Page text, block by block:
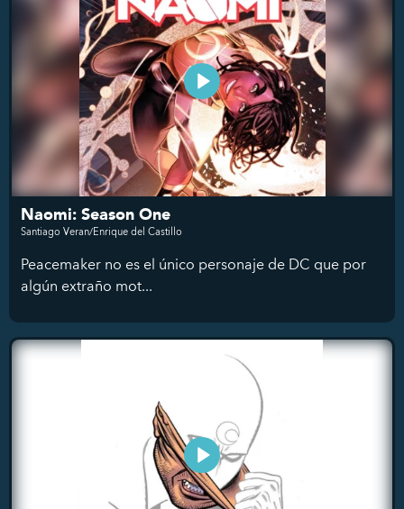
Naomi: Season One
Santiago Veran/Enrique del Castillo
Peacemaker no es el único personaje de DC que por
algún extraño mot...